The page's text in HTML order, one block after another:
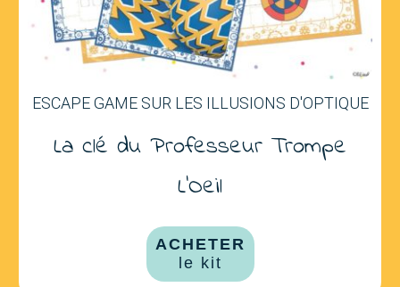
ESCAPE GAME SUR LES ILLUSIONS D'OPTIQUE
La clé du Professeur Trompe
L'Oeil
ACHETER
le kit